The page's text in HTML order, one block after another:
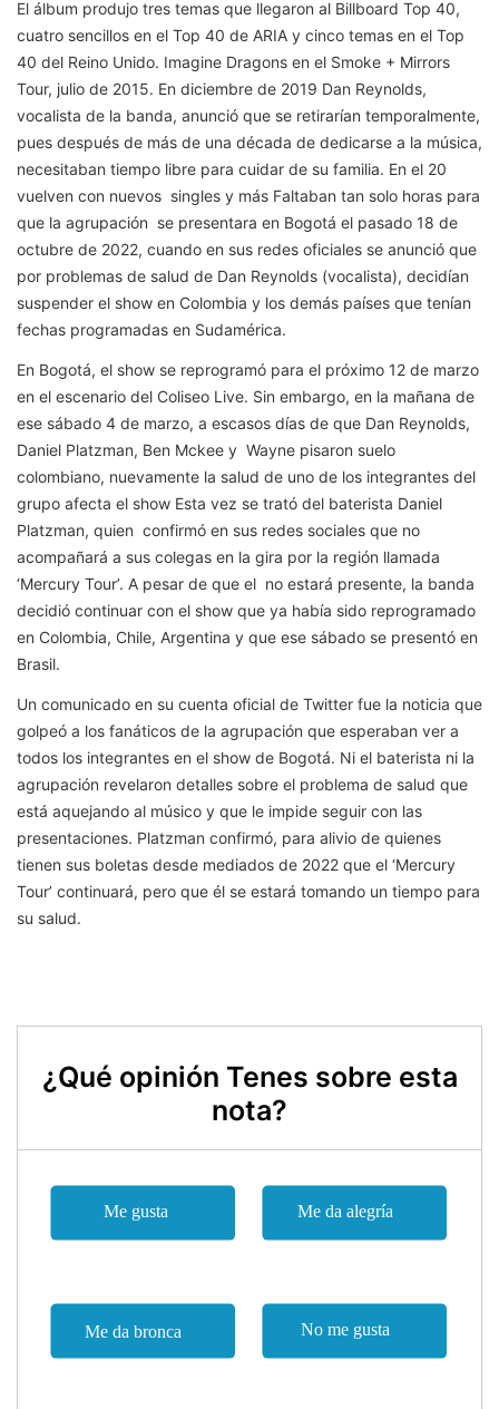
El álbum produjo tres temas que llegaron al Billboard Top 40,
cuatro sencillos en el Top 40 de ARIA y cinco temas en el Top
40 del Reino Unido. Imagine Dragons en el Smoke + Mirrors
Tour, julio de 2015. En diciembre de 2019 Dan Reynolds,
vocalista de la banda, anunció que se retirarían temporalmente,
pues después de más de una década de dedicarse a la música,
necesitaban tiempo libre para cuidar de su familia. En el 20
vuelven con nuevos singles y más Faltaban tan solo horas para
que la agrupación se presentara en Bogotá el pasado 18 de
octubre de 2022, cuando en sus redes oficiales se anunció que
por problemas de salud de Dan Reynolds (vocalista), decidían
suspender el show en Colombia y los demás países que tenían
fechas programadas en Sudamérica.
En Bogotá, el show se reprogramó para el próximo 12 de marzo
en el escenario del Coliseo Live. Sin embargo, en la mañana de
ese sábado 4 de marzo, a escasos días de que Dan Reynolds,
Daniel Platzman, Ben Mckee y Wayne pisaron suelo
colombiano, nuevamente la salud de uno de los integrantes del
grupo afecta el show Esta vez se trató del baterista Daniel
Platzman, quien confirmó en sus redes sociales que no
acompañará a sus colegas en la gira por la región llamada
‘Mercury Tour’. A pesar de que el no estará presente, la banda
decidió continuar con el show que ya había sido reprogramado
en Colombia, Chile, Argentina y que ese sábado se presentó en
Brasil.
Un comunicado en su cuenta oficial de Twitter fue la noticia que
golpeó a los fanáticos de la agrupación que esperaban ver a
todos los integrantes en el show de Bogotá. Ni el baterista ni la
agrupación revelaron detalles sobre el problema de salud que
está aquejando al músico y que le impide seguir con las
presentaciones. Platzman confirmó, para alivio de quienes
tienen sus boletas desde mediados de 2022 que el ‘Mercury
Tour’ continuará, pero que él se estará tomando un tiempo para
su salud.
¿Qué opinión Tenes sobre esta
nota?